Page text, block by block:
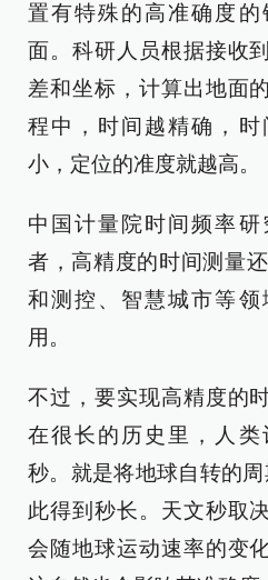
置有特殊的高准确度
面。科研人员根据接收
差和坐标，计算出地面
程中，时间越精确，
小，定位的准度就越高。
中国计量院时间频率
者，高精度的时间测量
和测控、智慧城市等
用。
不过，要实现高精度的
在很长的历史里，人
秒。就是将地球自转的
此得到秒长。天文秒取
会随地球运动速率的变